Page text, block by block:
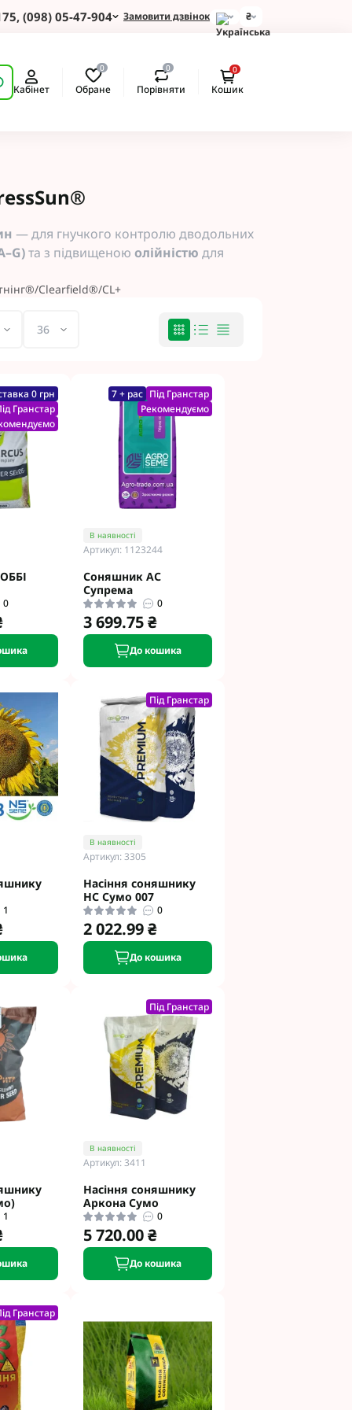
(098) 05-47-904 Замовити дзвінок ₴
Кабінет
0
Обране
0
Порівняти
0
Кошик
під
Під
Раундап
Зернових
для Соняшнику
Картоплі
Смарт Агро
— для гнучкого контролю дводольних
та з підвищеною олійністю для
Clearfield®/CL+
0 грн
Гранстар
0
7 + рас Під Гранстар
Рекомендуємо
В наявності
Артикул: 1123244
Соняшник АС
Супрема
0
3 699.75 ₴
До кошика
1
Під Гранстар
В наявності
Артикул: 3305
Насіння соняшнику
НС Сумо 007
0
2 022.99 ₴
До кошика
1
Під Гранстар
В наявності
Артикул: 3411
Насіння соняшнику
Аркона Сумо
0
5 720.00 ₴
До кошика
Гранстар